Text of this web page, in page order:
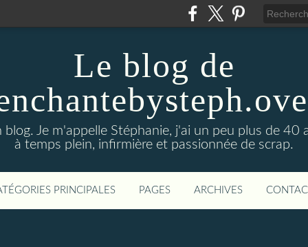
Le blog de
Je m'appelle Stéphanie, j'ai un peu plus de 40
à temps plein, infirmière et passionnée de scrap.
PRINCIPALES PAGES ARCHIVES